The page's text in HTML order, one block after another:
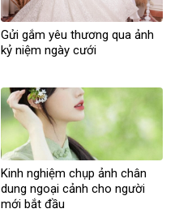
Gửi gắm yêu thương qua ảnh
kỷ niệm ngày cưới
Kinh nghiệm chụp ảnh chân
dung ngoại cảnh cho người
mới bắt đầu